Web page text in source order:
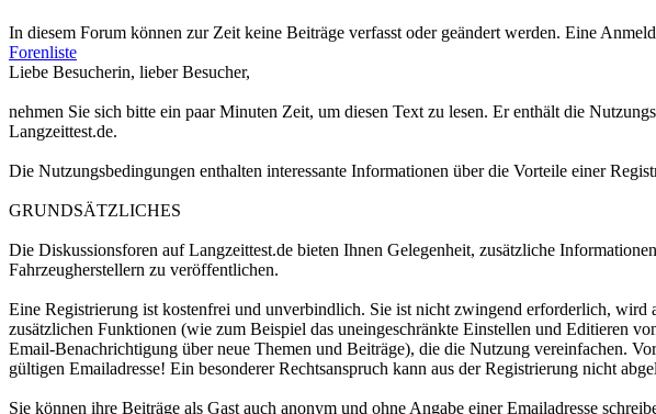
In diesem Forum können zur Zeit keine Beiträge verfasst oder geändert werden. Eine
Forenliste
Liebe Besucherin, lieber Besucher,
nehmen Sie sich bitte ein paar Minuten Zeit, um diesen Text zu lesen. Er enthält die
Langzeittest.de.
Die Nutzungsbedingungen enthalten interessante Informationen über die Vorteile einer
GRUNDSÄTZLICHES
Die Diskussionsforen auf Langzeittest.de bieten Ihnen Gelegenheit, zusätzliche
Fahrzeugherstellern zu veröffentlichen.
Eine Registrierung ist kostenfrei und unverbindlich. Sie ist nicht zwingend erforderlich,
zusätzlichen Funktionen (wie zum Beispiel das uneingeschränkte Einstellen und Editieren
Email-Benachrichtigung über neue Themen und Beiträge), die die Nutzung vereinfachen.
gültigen Emailadresse! Ein besonderer Rechtsanspruch kann aus der Registrierung nicht
Sie können ihre Beiträge als Gast auch anonym und ohne Angabe einer Emailadresse